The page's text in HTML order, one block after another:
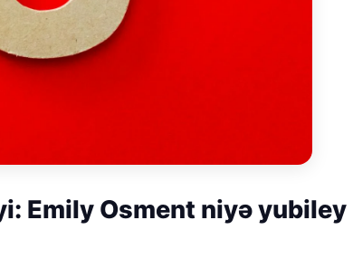
Emily Osment niyə yubiley